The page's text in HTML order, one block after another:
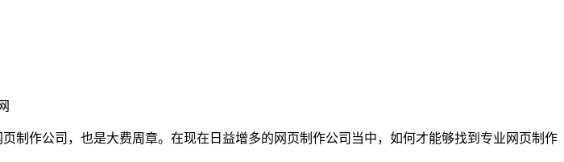
制作公司，也是大费周章。在现在日益增多的网页制作公司当中，如何才能够找到专业网页制作